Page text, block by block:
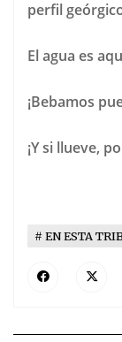
perfil
El agua es
¡Bebamos
¡Y si llueve,
EN ESTA